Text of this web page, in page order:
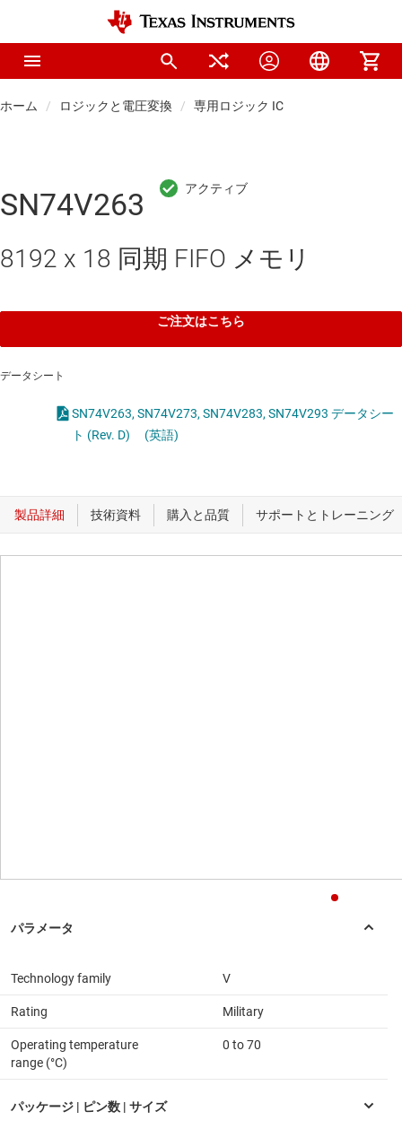
ホーム ロジックと電圧変換 専用ロジック IC
SN74V263
8192 x 18 同期 FIFO メモリ
ご注文はこちら
データシート
SN74V263, SN74V273, SN74V283, SN74V293 データシー
ト (Rev. D)
(英語)
Technology family V
Rating Military
Operating temperature
range (°C)
0 to 70